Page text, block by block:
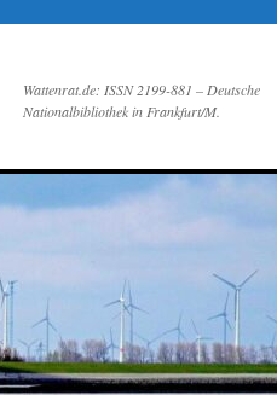
Wattenrat.de: ISSN 2199-881 – Deutsche
Nationalbibliothek in Frankfurt/M.